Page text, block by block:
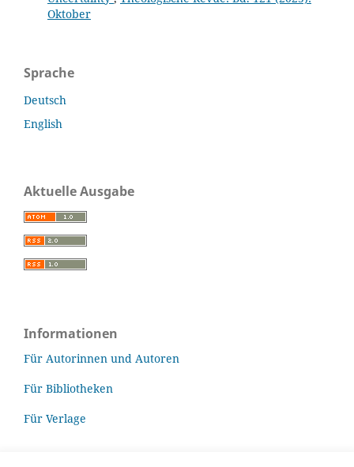
Oktober
Sprache
Deutsch
English
Aktuelle Ausgabe
Informationen
Für Autorinnen und Autoren
Für Bibliotheken
Für Verlage